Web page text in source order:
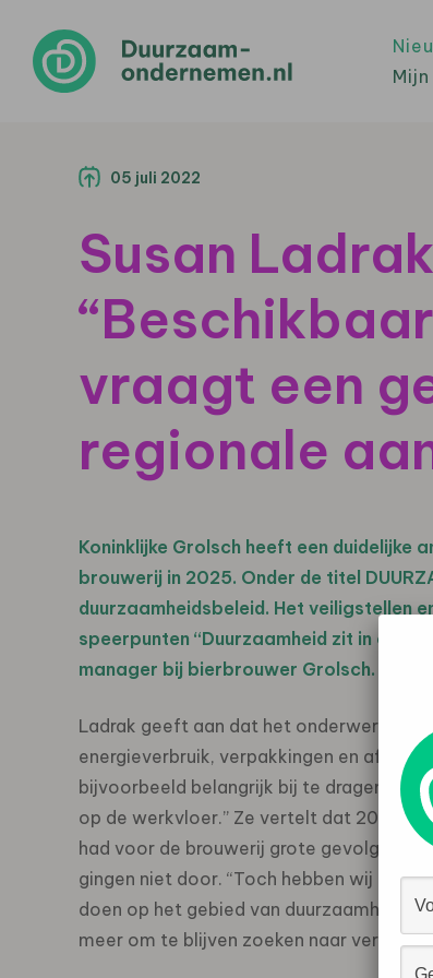
Mijn
05 juli 2022
Susan
vraagt een
regionale
Koninklijke Grolsch heeft een duidelijke
brouwerij in 2025. Onder de titel
duurzaamheidsbeleid. Het veiligstellen
speerpunten “Duurzaamheid zit in ons
manager bij bierbrouwer Grolsch. “We
Ladrak geeft aan dat het onderwerp
energieverbruik, verpakkingen en
bijvoorbeeld belangrijk bij te dragen aan
op de werkvloer.” Ze vertelt dat 2020 en
had voor de brouwerij grote gevolgen:
gingen niet door. “Toch hebben wij in
doen op het gebied van duurzaamheid”,
meer om te blijven zoeken naar